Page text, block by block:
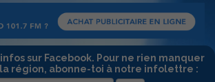
sur Facebook. Pour ne rien manquer
région, abonne-toi à notre infolettre :